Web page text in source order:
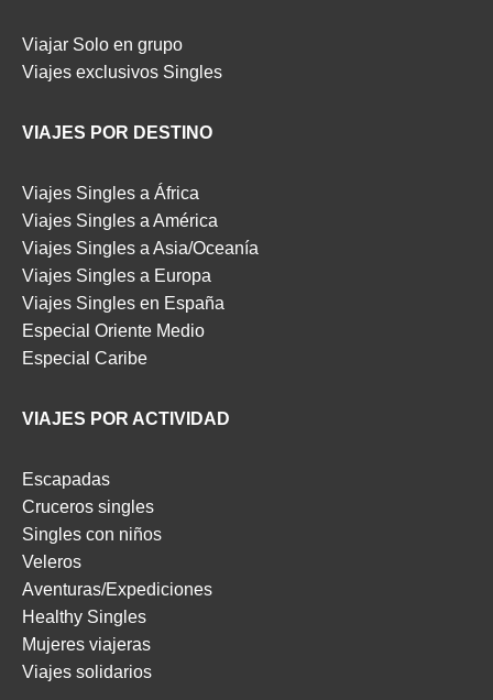
Viajar Solo en grupo
Viajes exclusivos Singles
VIAJES POR DESTINO
Viajes Singles a África
Viajes Singles a América
Viajes Singles a Asia/Oceanía
Viajes Singles a Europa
Viajes Singles en España
Especial Oriente Medio
Especial Caribe
VIAJES POR ACTIVIDAD
Escapadas
Cruceros singles
Singles con niños
Veleros
Aventuras/Expediciones
Healthy Singles
Mujeres viajeras
Viajes solidarios